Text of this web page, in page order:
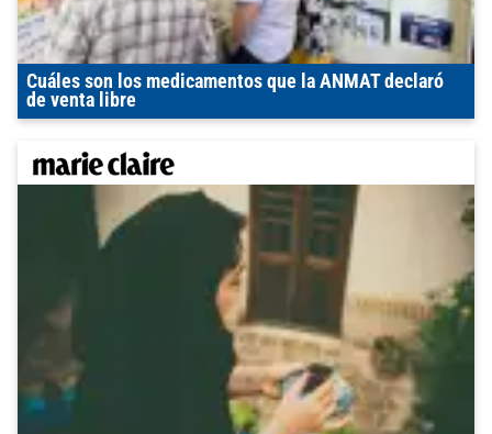
Cuáles son los medicamentos que la ANMAT declaró
de venta libre